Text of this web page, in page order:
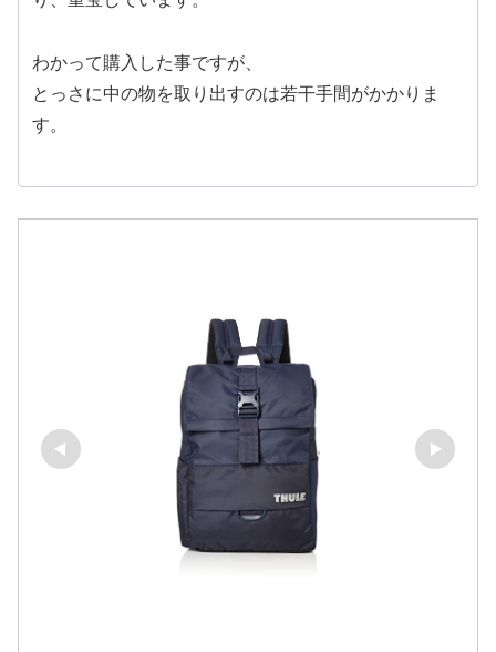
わかって購入した事ですが、
とっさに中の物を取り出すのは若干手間がかかりま
す。